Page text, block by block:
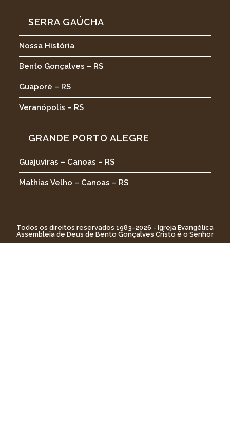
SERRA GAÚCHA
Nossa História
Bento Gonçalves – RS
Guaporé – RS
Veranópolis – RS
GRANDE PORTO ALEGRE
Guajuviras – Canoas – RS
Mathias Velho – Canoas – RS
Todos os direitos reservados 1983-2026 - Igreja Evangélica
Assembleia de Deus de Bento Gonçalves Cristo é o Senhor